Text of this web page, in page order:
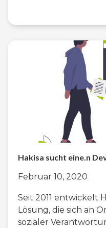
Hakisa sucht eine.n
Februar 10, 2020
Seit 2011 entwickelt
Lösung, die sich an
sozialer